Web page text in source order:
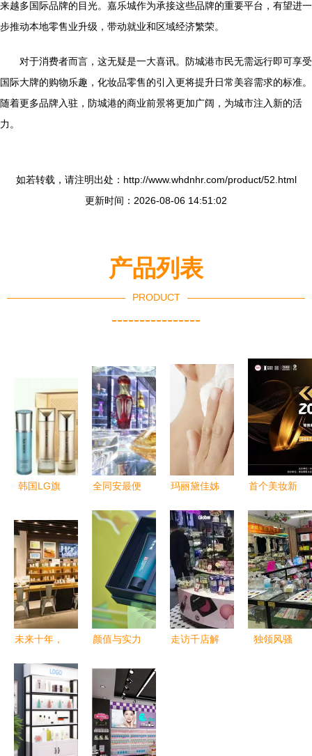
来越多国际品牌的目光。嘉乐城作为承接这些品牌的重要平台，有望进一
步推动本地零售业升级，带动就业和区域经济繁荣。
对于消费者而言，这无疑是一大喜讯。防城港市民无需远行即可享受
国际大牌的购物乐趣，化妆品零售的引入更将提升日常美容需求的标准。
随着更多品牌入驻，防城港的商业前景将更加广阔，为城市注入新的活
力。
如若转载，请注明出处：http://www.whdnhr.com/product/52.html
更新时间：2026-08-06 14:51:02
产品列表
PRODUCT
----------------
韩国LG旗
售指南 品
质与机遇的
双重优势
全同安最便
源，专业化
妆品批发与
零售
玛丽黛佳姊
ic亮相，9
月上市或将
掀起彩妆零
售新浪潮
首个美妆新
生 催化行
业变革与格
局重塑
未来十年，
中那些不变
的基石
颜值与实力
癀化妆品新
品发布与零
售商峰会深
度解析
走访千店解
独领风骚